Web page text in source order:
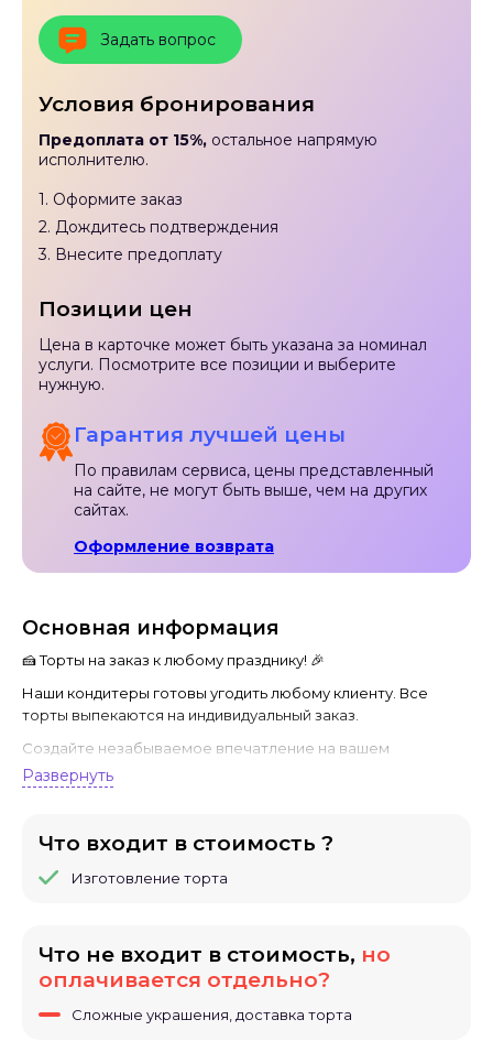
Задать вопрос
Условия бронирования
Предоплата от 15%, остальное напрямую
исполнителю.
1. Оформите заказ
2. Дождитесь подтверждения
3. Внесите предоплату
Позиции цен
Цена в карточке может быть указана за номинал
услуги. Посмотрите все позиции и выберите
нужную.
Гарантия лучшей цены
По правилам сервиса, цены представленный
на сайте, не могут быть выше, чем на других
сайтах.
Оформление возврата
Основная информация
🍰 Торты на заказ к любому празднику! 🎉
Наши кондитеры готовы угодить любому клиенту. Все
торты выпекаются на индивидуальный заказ.
Создайте незабываемое впечатление на вашем
торжестве с нашими уникальными тортами ручной работы!
Мы предлагаем широкий ассортимент вкуснейших
натуральных ингредиентов. Каждый торт – это настоящее
произведение кулинарного искусства, созданное с
любовью и вниманием к деталям.
Оригинальный дизайн, соответствующий вашему событию-
Возможность заказа тематических тортов (например,
по городу
Развернуть
Что входит в стоимость ?
Изготовление торта
Что не входит в стоимость, но
оплачивается отдельно?
Сложные украшения, доставка торта